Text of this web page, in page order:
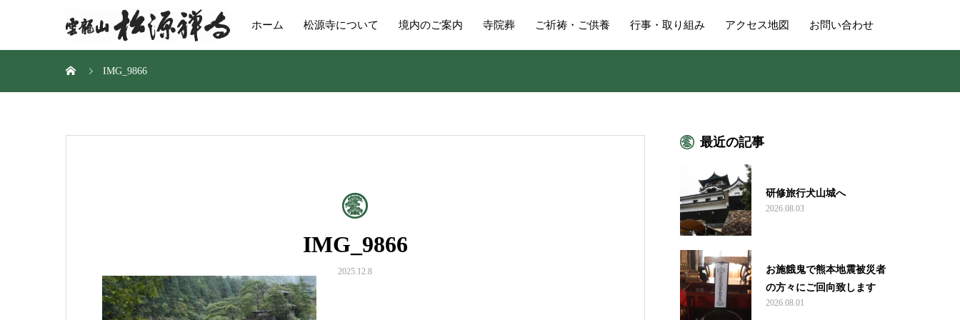
ホーム 松源寺について 境内のご案内 寺院葬 ご祈祷・ご供養 行事・取り組み アクセス地図 お問い合わせ
IMG_9866
IMG_9866
2025.12.8
最近の記事
研修旅行犬山城へ
2026.08.03
お施餓鬼で熊本地震被災者
の方々にご回向致します
2026.08.01